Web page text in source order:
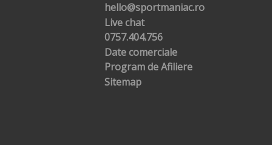
hello@sportmaniac.ro
Live chat
0757.404.756
Date comerciale
Program de Afiliere
Sitemap